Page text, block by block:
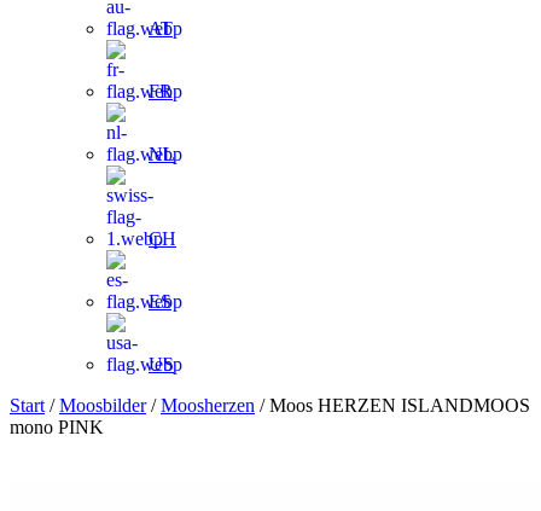
AT
FR
NL
CH
ES
US
Start /Moosbilder/Moosherzen / Moos HERZEN ISLANDMOOS
mono PINK